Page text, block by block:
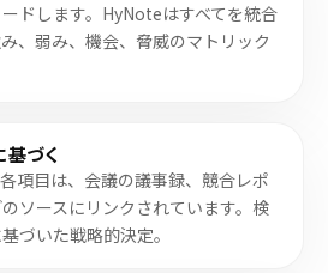
ドします。HyNoteはすべてを統合
、弱み、機会、脅威のマトリック
基づく
項目は、会議の議事録、競合レポ
ソースにリンクされています。検
づいた戦略的決定。